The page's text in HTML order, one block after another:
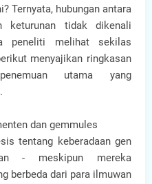
Ternyata, hubungan antara
keturunan tidak dikenali
peneliti melihat sekilas
menyajikan ringkasan
utama yang
dan gemmules
tentang keberadaan gen
an - meskipun mereka
berbeda dari para ilmuwan